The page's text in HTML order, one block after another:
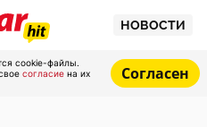
НОВОСТИ
cookie-файлы.
согласие на их
Согласен